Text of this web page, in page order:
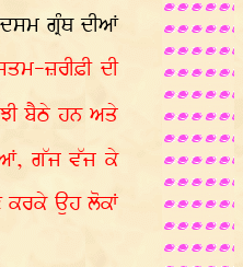
ਗ੍ਰੰਥ ਦੀਆਂ
ਜ਼ਰੀਫ਼ੀ ਦੀ
ਬੈਠੇ ਹਨ ਅਤੇ
ਗੱਜ ਵੱਜ ਕੇ
ਕਰਕੇ ਉਹ ਲੋਕਾਂ